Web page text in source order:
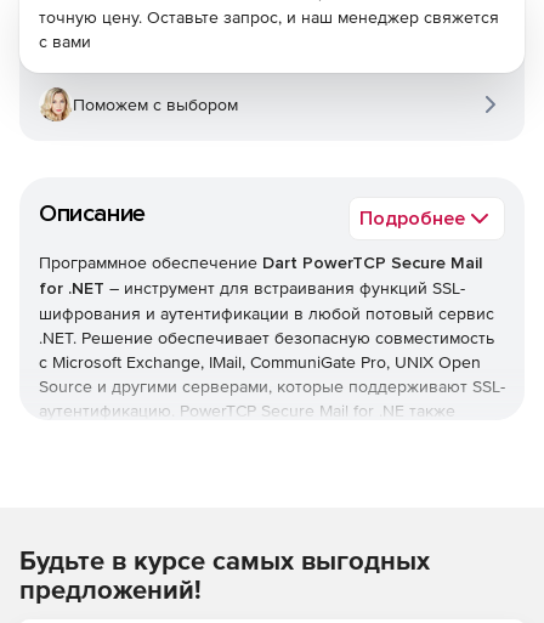
Описание Подробнее
Программное обеспечение Dart PowerTCP Secure Mail
for .NET – инструмент для встраивания функций SSL-
шифрования и аутентификации в любой потовый сервис
.NET. Решение обеспечивает безопасную совместимость
с Microsoft Exchange, IMail, CommuniGate Pro, UNIX Open
Source и другими серверами, которые поддерживают SSL-
аутентификацию. PowerTCP Secure Mail for .NE также
Комплексные HTML-сообщения можно создавать всего в
одну строку кода. В PowerTCP Mail for .NET предусмотрена
расширенная поддержка MIME и поточная архитектура
точную цену. Оставьте запрос, и наш менеджер свяжется
с вами
Поможем с выбором
Будьте в курсе самых выгодных
предложений!